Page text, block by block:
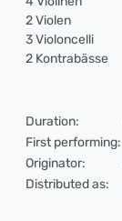
2 Violen
3 Violoncelli
2 Kontrabässe
Duration:
First performing:
Originator:
Distributed as: